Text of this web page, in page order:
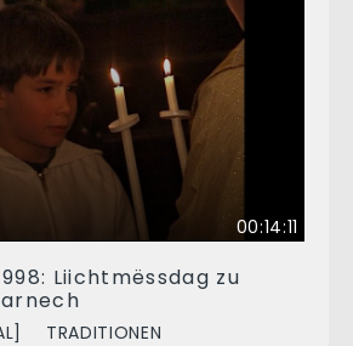
00:14:11
Liichtmëssdag zu
TRADITIONEN